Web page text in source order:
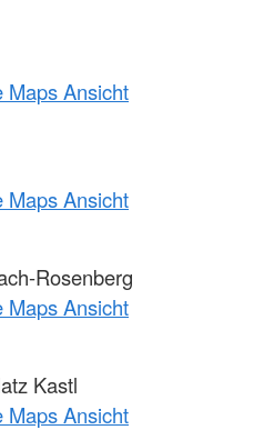
Maps Ansicht
Maps Ansicht
Rosenberg
Maps Ansicht
Kastl
Maps Ansicht